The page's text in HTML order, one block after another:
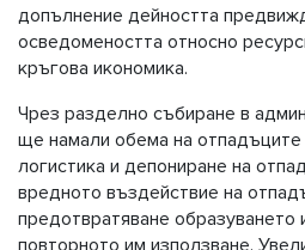
допълнение дейността
осведомеността относно
кръгова икономика.
Чрез разделно събиране в
ще намали обема на отпадъците
логистика и депониране на
вредното въздействие на
предотвратяване образуването